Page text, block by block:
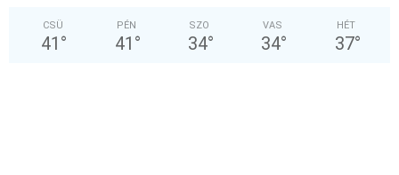
CSÜ
41 °
PÉN
41 °
SZO
34°
VAS
34°
HÉT
37°